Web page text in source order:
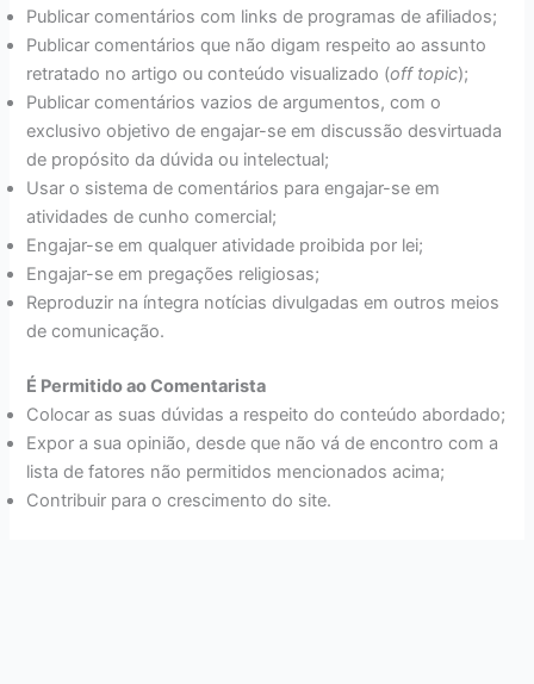
Publicar comentários com links de programas de afiliados;
Publicar comentários que não digam respeito ao assunto
retratado no artigo ou conteúdo visualizado (off topic);
Publicar comentários vazios de argumentos, com o
exclusivo objetivo de engajar-se em discussão desvirtuada
de propósito da dúvida ou intelectual;
Usar o sistema de comentários para engajar-se em
atividades de cunho comercial;
Engajar-se em qualquer atividade proibida por lei;
Engajar-se em pregações religiosas;
Reproduzir na íntegra notícias divulgadas em outros meios
de comunicação.
É Permitido ao Comentarista
Colocar as suas dúvidas a respeito do conteúdo abordado;
Expor a sua opinião, desde que não vá de encontro com a
lista de fatores não permitidos mencionados acima;
Contribuir para o crescimento do site.